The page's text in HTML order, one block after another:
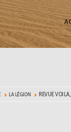
LA LÉGION REVUE